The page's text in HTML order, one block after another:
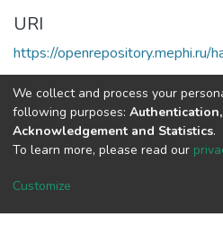
URI
https://
Коллекции
Полная страница элемента
DSpace software
We collect and process your
following purposes:
Acknowledgement and Statistics.
To learn more, please read our
Customize